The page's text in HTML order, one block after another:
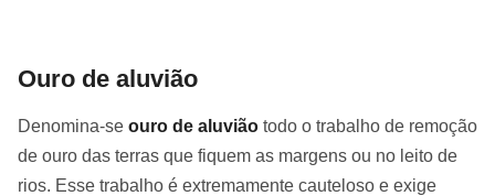
Ouro de aluvião
Denomina-se ouro de aluvião todo o trabalho de remoção
de ouro das terras que fiquem as margens ou no leito de
rios. Esse trabalho é extremamente cauteloso e exige